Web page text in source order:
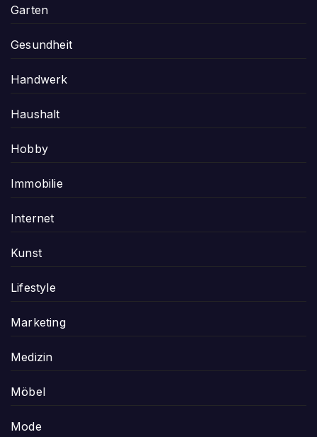
Garten
Gesundheit
Handwerk
Haushalt
Hobby
Immobilie
Internet
Kunst
Lifestyle
Marketing
Medizin
Möbel
Mode